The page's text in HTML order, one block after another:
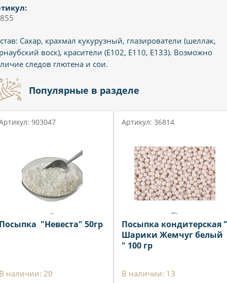
Сахар, крахмал кукурузный, глазирователи (шеллак,
воск), красители (Е102, Е110, Е133). Возможно
следов глютена и сои.
Популярные в разделе
903047
"Невеста" 50гр
наличии: 20
Артикул: 36814
Посыпка кондитерская "
Шарики Жемчуг белый
" 100 гр
В наличии: 13